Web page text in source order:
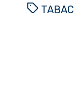
TABAC